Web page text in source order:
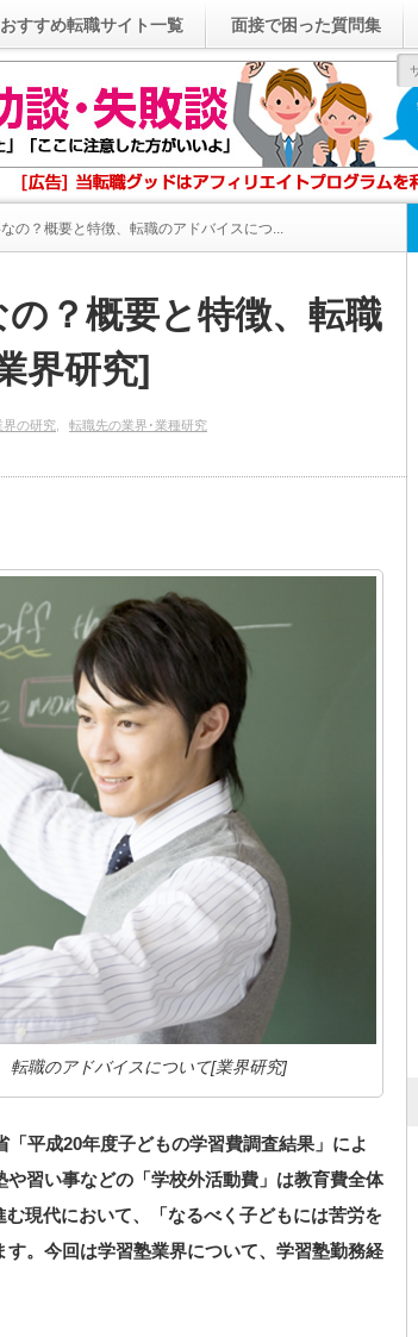
おすすめ転職サイト一覧 面接で困った質問集
の？概要と特徴、転職のアドバイスにつ...
？概要と特徴、転職
界研究]
界の研究 転職先の業界･業種研究
転職のアドバイスについて[業界研究]
平成20年度子どもの学習費調査結果」によ
習い事などの「学校外活動費」は教育費全体
現代において、「なるべく子どもには苦労を
。今回は学習塾業界について、学習塾勤務経